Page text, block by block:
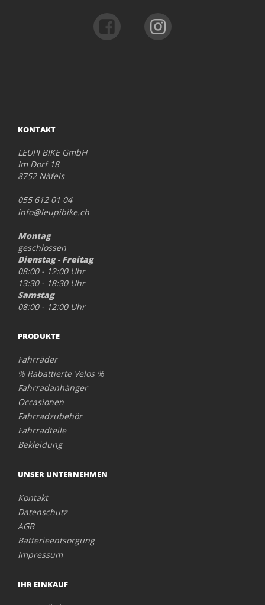
KONTAKT
LEUPI BIKE GmbH
Im Dorf 18
8752 Näfels
055 612 01 04
info@leupibike.ch
Montag
geschlossen
Dienstag - Freitag
08:00 - 12:00 Uhr
13:30 - 18:30 Uhr
Samstag
08:00 - 12:00 Uhr
PRODUKTE
Fahrräder
% Rabattierte Velos %
Fahrradanhänger
Occasionen
Fahrradzubehör
Fahrradteile
Bekleidung
UNSER UNTERNEHMEN
Kontakt
Datenschutz
AGB
Batterieentsorgung
Impressum
IHR EINKAUF